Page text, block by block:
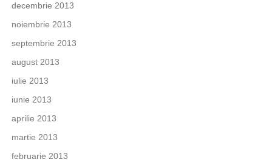
decembrie 2013
noiembrie 2013
septembrie 2013
august 2013
iulie 2013
iunie 2013
aprilie 2013
martie 2013
februarie 2013